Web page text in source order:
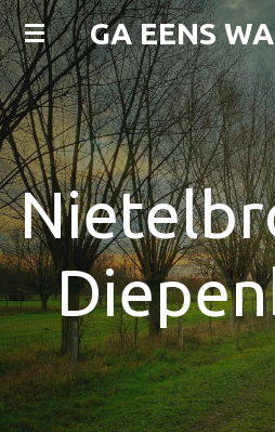
Ga
direct
naar
de
hoofdinhoud
GA EENS